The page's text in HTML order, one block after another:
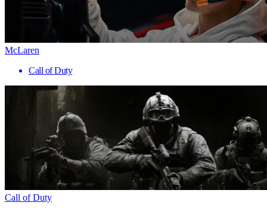
McLaren
Call of Duty
Call of Duty